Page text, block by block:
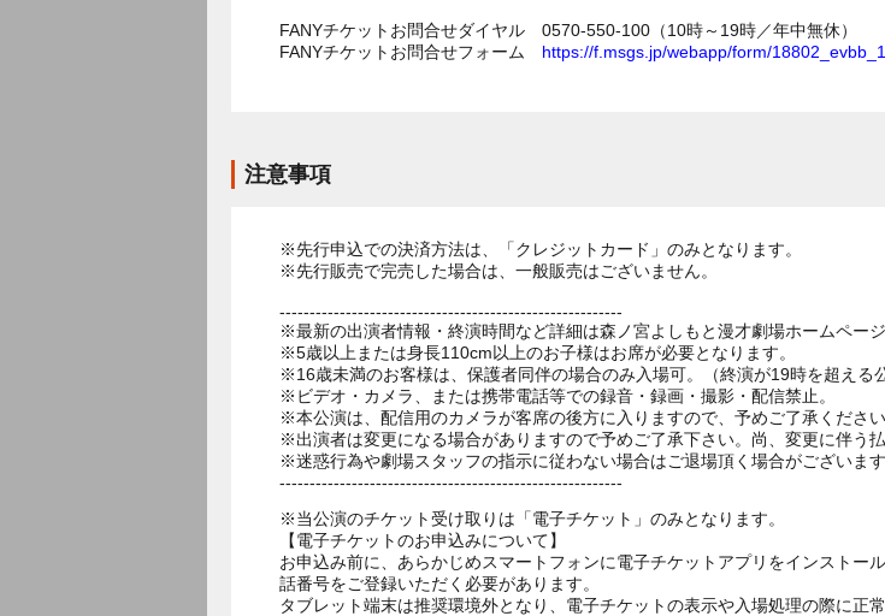
FANYチケットお問合せダイヤル 0570-550-100（10時～19時／年中無休）
FANYチケットお問合せフォーム https://f.msgs.jp/webapp/form/
注意事項
※先行申込での決済方法は、「クレジットカード」のみとなります。
※先行販売で完売した場合は、一般販売はございません。
---------------------------------------------------------
※最新の出演者情報・終演時間など詳細は森ノ宮よしもと漫才劇場ホームページ
※5歳以上または身長110cm以上のお子様はお席が必要となります。
※16歳未満のお客様は、保護者同伴の場合のみ入場可。（終演が19時を超える
※ビデオ・カメラ、または携帯電話等での録音・録画・撮影・配信禁止。
※本公演は、配信用のカメラが客席の後方に入りますので、予めご了承ください
※出演者は変更になる場合がありますので予めご了承下さい。尚、変更に伴う払
※迷惑行為や劇場スタッフの指示に従わない場合はご退場頂く場合がございます
---------------------------------------------------------
※当公演のチケット受け取りは「電子チケット」のみとなります。
【電子チケットのお申込みについて】
お申込み前に、あらかじめスマートフォンに電子チケットアプリをインストー
話番号をご登録いただく必要があります。
タブレット端末は推奨環境外となり、電子チケットの表示や入場処理の際に